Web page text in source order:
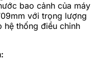
bao cảnh của máy
với trọng lượng
hệ thống điều chỉnh